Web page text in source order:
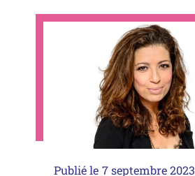
Publié le 7 septembre 2023